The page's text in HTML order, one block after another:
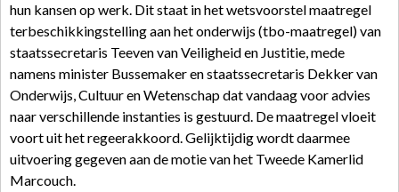
hun kansen op werk. Dit staat in het wetsvoorstel maatregel
terbeschikkingstelling aan het onderwijs (tbo-maatregel) van
staatssecretaris Teeven van Veiligheid en Justitie, mede
namens minister Bussemaker en staatssecretaris Dekker van
Onderwijs, Cultuur en Wetenschap dat vandaag voor advies
naar verschillende instanties is gestuurd. De maatregel vloeit
voort uit het regeerakkoord. Gelijktijdig wordt daarmee
uitvoering gegeven aan de motie van het Tweede Kamerlid
Marcouch.